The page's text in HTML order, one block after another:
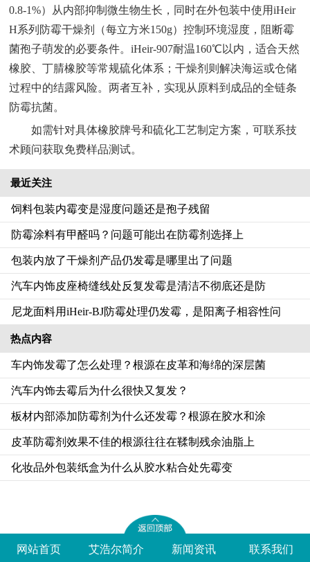
0.8-1%）从内部抑制微生物生长，同时在外包装中使用iHeir
H系列防霉干燥剂（每立方米150g）控制环境湿度，阻断霉
菌孢子萌发的必要条件。iHeir-907耐温160℃以内，适合天然
橡胶、丁腈橡胶等常规硫化体系；干燥剂则解决海运或仓储
过程中的结露风险。两者互补，实现从原料到成品的全链条
防霉抗菌。
如需针对具体橡胶牌号和硫化工艺制定方案，可联系技
术顾问获取免费样品测试。
最近关注
饲料包装内霉变是湿度问题还是孢子残留
防霉涂料有甲醛吗？问题可能出在防霉剂选择上
包装内放了干燥剂产品仍发霉是哪里出了问题
汽车内饰皮座椅缝线处反复发霉是清洁不彻底还是防
尼龙面料用iHeir-BJ防霉处理仍发霉，是阳离子相容性问
热点内容
车内饰发霉了怎么处理？根源在皮革和海绵的深层菌
汽车内饰去霉后为什么很快又复发？
板材内部添加防霉剂为什么还发霉？根源在胶水和涂
皮革防霉剂效果不佳的根源往往在鞣制残余油脂上
化妆品外包装纸盒为什么从胶水粘合处先霉变
网站首页 艾浩尔简介 新闻资讯 联系我们